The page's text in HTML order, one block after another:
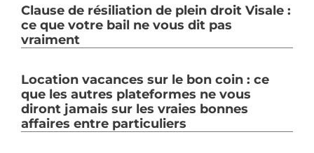
Clause de résiliation de plein droit Visale :
ce que votre bail ne vous dit pas
vraiment
Location vacances sur le bon coin : ce
que les autres plateformes ne vous
diront jamais sur les vraies bonnes
affaires entre particuliers